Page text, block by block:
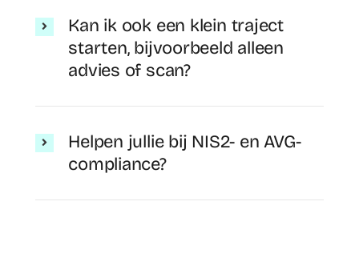
Kan ik ook een klein traject
starten, bijvoorbeeld alleen
advies of scan?
Helpen jullie bij NIS2- en AVG-
compliance?